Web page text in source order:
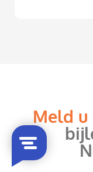
Meld u